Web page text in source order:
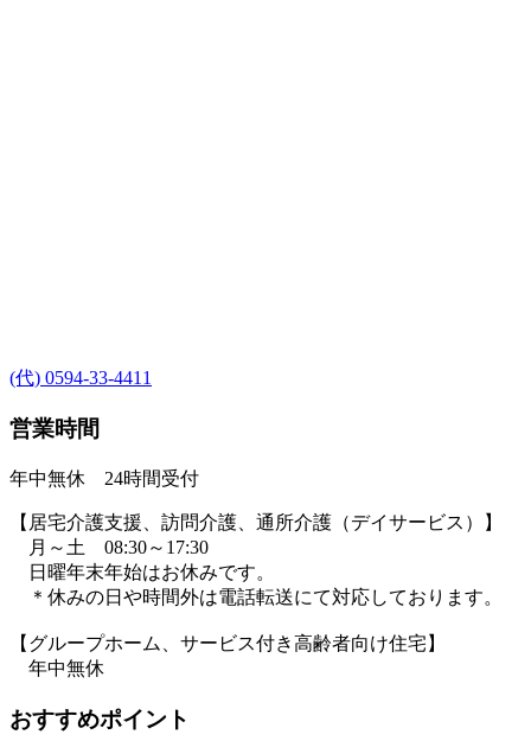
(代) 0594-33-4411
営業時間
年中無休 24時間受付
【居宅介護支援、訪問介護、通所介護（デイサービス）】
月～土 08:30～17:30
日曜年末年始はお休みです。
＊休みの日や時間外は電話転送にて対応しております。
【グループホーム、サービス付き高齢者向け住宅】
年中無休
おすすめポイント